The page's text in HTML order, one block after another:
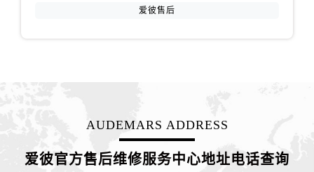
江苏省泰州市海陵区永定东路399号置地商务中心东塔（华润万象城）17层1706室爱彼售后服务中心（需提前预约）
爱彼售后
AUDEMARS ADDRESS
爱彼官方售后维修服务中心地址电话查询